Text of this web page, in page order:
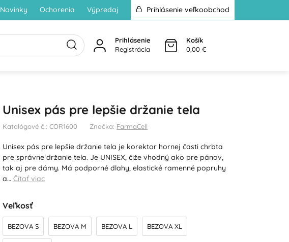
Novinky Ochorenia Výpredaj Prihlásenie veľkoobchod
Prihlásenie
Registrácia
Košík
0,00 €
Unisex pás pre lepšie držanie tela
Katalógové č.: COR1600 Značka: FarmaCell
Unisex pás pre lepšie držanie tela je korektor hornej časti chrbta
pre správne držanie tela. Je UNISEX, čiže vhodný ako pre pánov,
tak aj pre dámy. Má podporné dlahy, elastické ramenné popruhy
a…Čítať viac
Veľkosť
BEZOVA S BEZOVA M BEZOVA L BEZOVA XL